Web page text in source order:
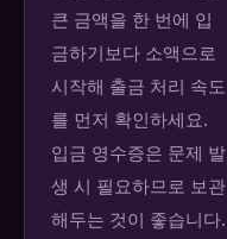
큰 금액을 한 번에 입
금하기보다 소액으로
시작해 출금 처리 속도
를 먼저 확인하세요.
입금 영수증은 문제 발
생 시 필요하므로 보관
해두는 것이 좋습니다.